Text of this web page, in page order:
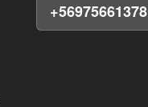
+56975661378